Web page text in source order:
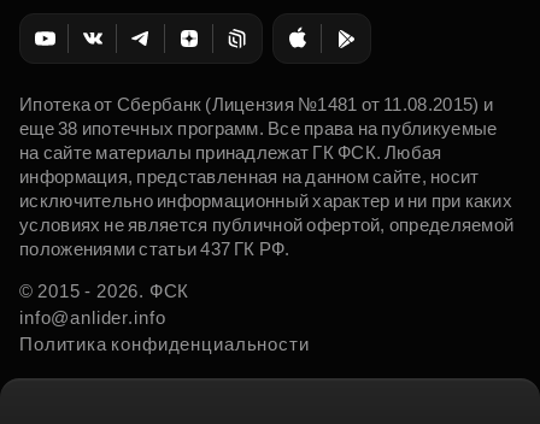
Ипотека от Сбербанк (Лицензия №1481 от 11.08.2015) и
еще 38 ипотечных программ. Все права на публикуемые
на сайте материалы принадлежат ГК ФСК. Любая
информация, представленная на данном сайте, носит
исключительно информационный характер и ни при каких
условиях не является публичной офертой, определяемой
положениями статьи 437 ГК РФ.
© 2015 - 2026. ФСК
info@anlider.info
Политика конфиденциальности